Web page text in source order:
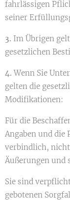
fahrlässigen
seiner
3. Im Übrigen
gesetzlichen
4. Wenn Sie
gelten die
Modifikationen:
Für die
Angaben und die
verbindlich,
Äußerungen und
Sie sind
gebotenen